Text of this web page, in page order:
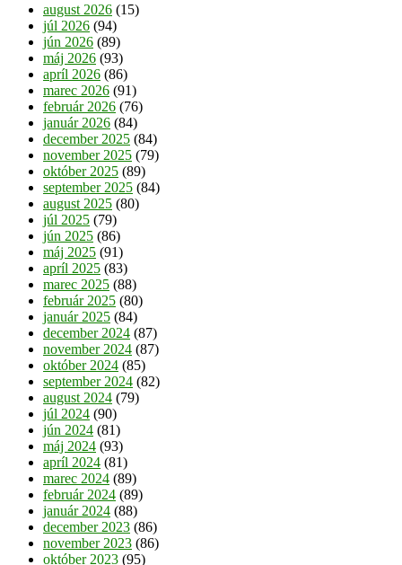
august 2026 (15)
júl 2026 (94)
jún 2026 (89)
máj 2026 (93)
apríl 2026 (86)
marec 2026 (91)
február 2026 (76)
január 2026 (84)
december 2025 (84)
november 2025 (79)
október 2025 (89)
september 2025 (84)
august 2025 (80)
júl 2025 (79)
jún 2025 (86)
máj 2025 (91)
apríl 2025 (83)
marec 2025 (88)
február 2025 (80)
január 2025 (84)
december 2024 (87)
november 2024 (87)
október 2024 (85)
september 2024 (82)
august 2024 (79)
júl 2024 (90)
jún 2024 (81)
máj 2024 (93)
apríl 2024 (81)
marec 2024 (89)
február 2024 (89)
január 2024 (88)
december 2023 (86)
november 2023 (86)
október 2023 (95)